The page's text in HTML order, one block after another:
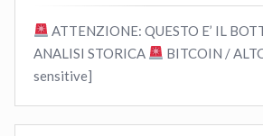
ATTENZIONE: QUESTO E’ IL
ANALISI STORICA
BITCOIN /
sensitive]